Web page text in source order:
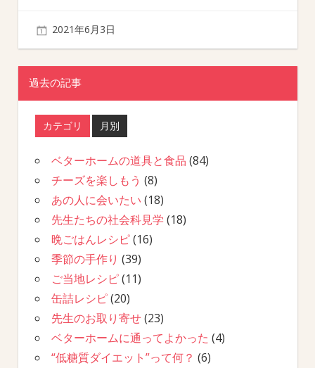
2021年6月3日
過去の記事
カテゴリ 月別
ベターホームの道具と食品 (84)
チーズを楽しもう (8)
あの人に会いたい (18)
先生たちの社会科見学 (18)
晩ごはんレシピ(16)
季節の手作り (39)
ご当地レシピ(11)
缶詰レシピ(20)
先生のお取り寄せ(23)
ベターホームに通ってよかった (4)
“低糖質ダイエット”って何？ (6)